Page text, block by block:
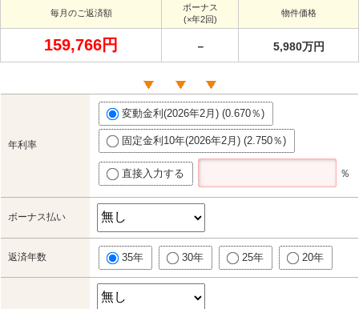
毎月のご返済額
ボーナス
(×年2回)
物件価格
159,766円 － 5,980万円
年利率
変動金利(2026年2月) (0.670％)
固定金利10年(2026年2月) (2.750％)
直接入力する ％
ボーナス払い
返済年数 35年 30年 25年 20年